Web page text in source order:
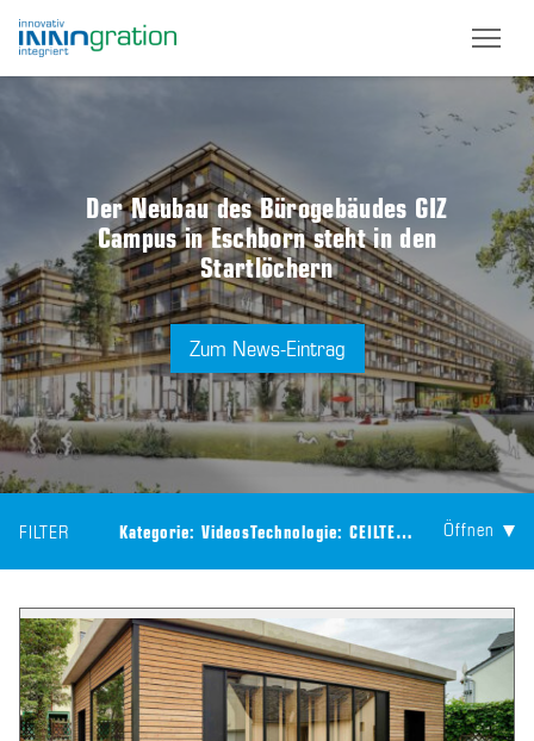
Der Neubau des Bürogebäudes GIZ
Campus in Eschborn steht in den
Startlöchern
Zum News-Eintrag
FILTER Kategorie: Videos Technologie: CEILTEC® Bauteilaktivierung Öffnen